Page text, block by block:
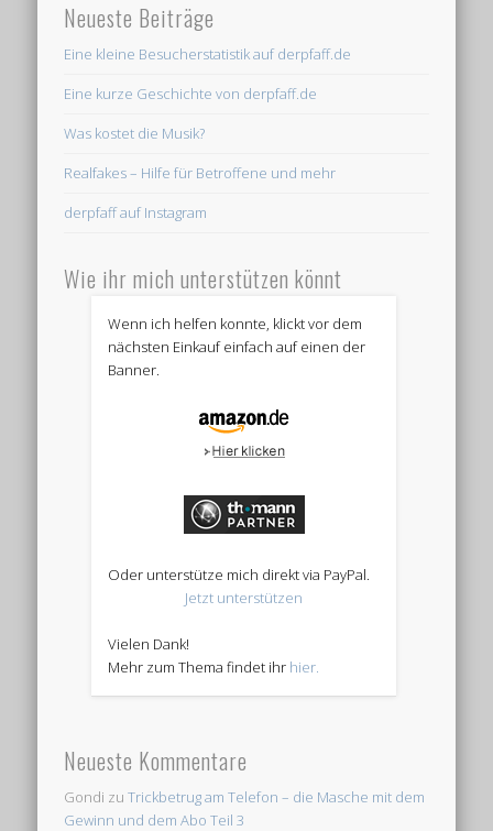
Neueste Beiträge
Eine kleine Besucherstatistik auf derpfaff.de
Eine kurze Geschichte von derpfaff.de
Was kostet die Musik?
Realfakes – Hilfe für Betroffene und mehr
derpfaff auf Instagram
Wie ihr mich unterstützen könnt
Wenn ich helfen konnte, klickt vor dem
nächsten Einkauf einfach auf einen der
Banner.
Oder unterstütze mich direkt via PayPal.
Jetzt unterstützen
Vielen Dank!
Mehr zum Thema findet ihr hier.
Neueste Kommentare
Gondi zuTrickbetrug am Telefon – die Masche mit dem
Gewinn und dem Abo Teil 3